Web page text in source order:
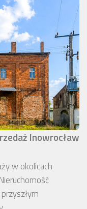
Inowrocław
w okolicach